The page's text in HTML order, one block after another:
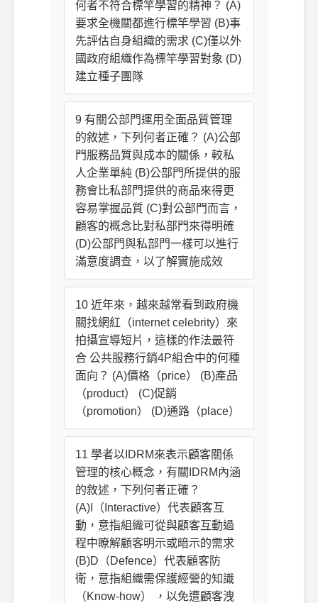
何者不符合標竿學習的精神？ (A)
要求全機關都進行標竿學習 (B)事
先評估自身組織的需求 (C)僅以外
國政府組織作為標竿學習對象 (D)
建立種子團隊
9 有關公部門運用全面品質管理
的敘述，下列何者正確？ (A)公部
門服務品質與成本的關係，較私
人企業單純 (B)公部門所提供的服
務會比私部門提供的商品來得更
容易掌握品質 (C)對公部門而言，
顧客的概念比對私部門來得明確
(D)公部門與私部門一樣可以進行
滿意度調查，以了解實施成效
10 近年來，越來越常看到政府機
關找網紅（internet celebrity）來
拍攝宣導短片，這樣的作法最符
合 公共服務行銷4P組合中的何種
面向？ (A)價格（price） (B)產品
（product） (C)促銷
（promotion） (D)通路（place）
11 學者以IDRM來表示顧客關係
管理的核心概念，有關IDRM內涵
的敘述，下列何者正確？
(A)I（Interactive）代表顧客互
動，意指組織可從與顧客互動過
程中瞭解顧客明示或暗示的需求
(B)D（Defence）代表顧客防
衛，意指組織需保護經營的知識
（Know-how） ，以免遭顧客洩